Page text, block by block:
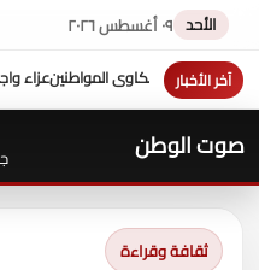
الأحد ٠٩ أغسطس ٢٠٢٦
آخر الأخبار
...وزير العدل يفتتح محكمة بورفؤاد
صوت الوطن
ثقافة وقراءة